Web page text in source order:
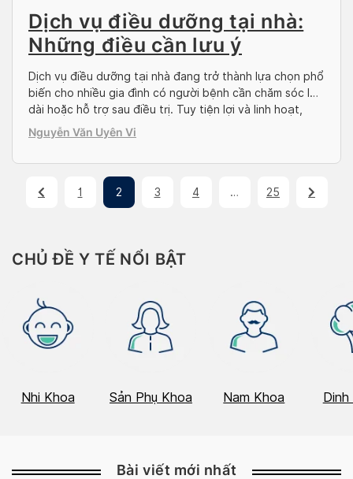
Dịch vụ điều dưỡng tại nhà:
Những điều cần lưu ý
Dịch vụ điều dưỡng tại nhà đang trở thành lựa chọn phổ
biến cho nhiều gia đình có người bệnh cần chăm sóc lâu
dài hoặc hỗ trợ sau điều trị. Tuy tiện lợi và linh hoạt,
nhưng để đảm bảo hiệu quả, vẫn có nhiều điều bạn đọc
cần lưu ý về dịch vụ […]
Nguyễn Văn Uyên Vi
1 2 3 4 … 25
CHỦ ĐỀ Y TẾ NỔI BẬT
Nhi Khoa Sản Phụ Khoa Nam Khoa
Bài viết mới nhất